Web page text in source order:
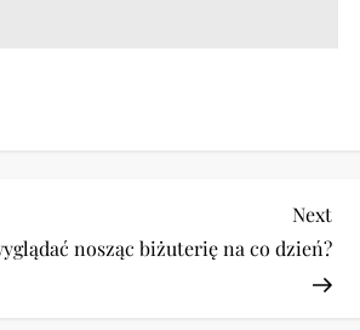
Next
Post
Next
nosząc biżuterię na co dzień?